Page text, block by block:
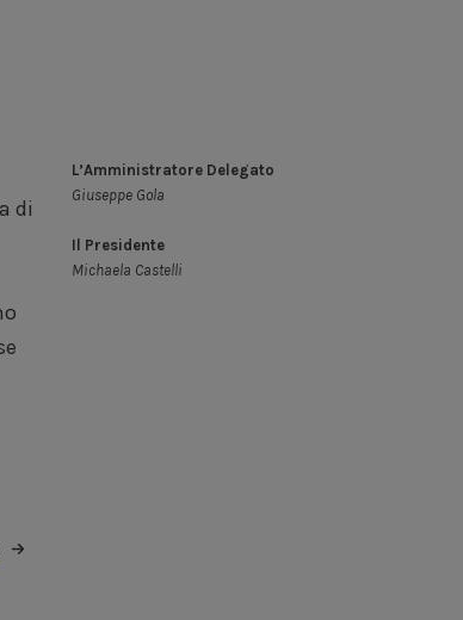
L’Amministratore Delegato
Giuseppe Gola
Il Presidente
Michaela Castelli